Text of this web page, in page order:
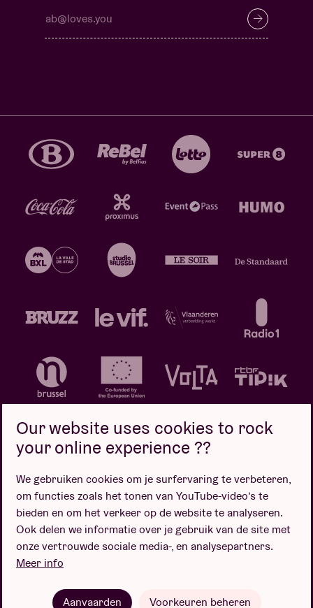
Privacybeleid Cookiebeleid
Verkoopsvoorwaarden
Design door
Our website uses cookies to rock
your online experience ??
We gebruiken cookies om je surfervaring te verbeteren,
om functies zoals het tonen van YouTube-video’s te
bieden en om het verkeer op de website te analyseren.
Ook delen we informatie over je gebruik van de site met
onze vertrouwde sociale media-, en analysepartners.
Meer info
Aanvaarden Voorkeuren beheren